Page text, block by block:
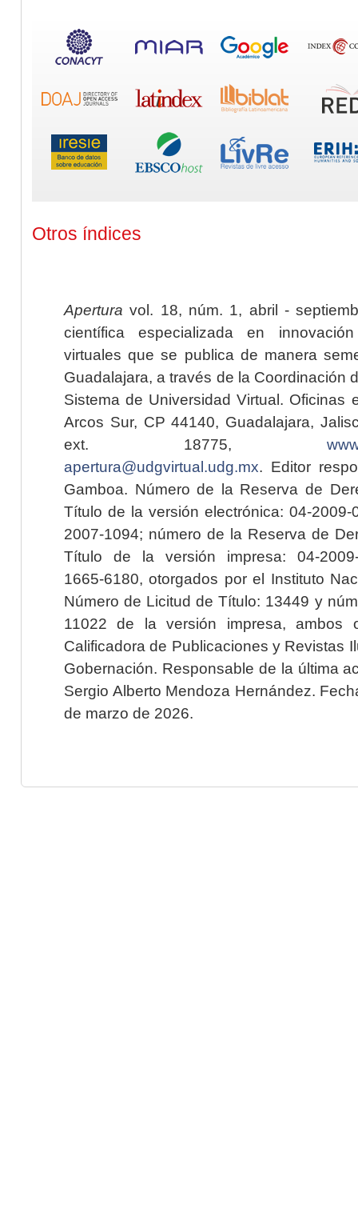
Otros índices
Apertura vol. 18, núm. 1, abril -
científica especializada en
virtuales que se publica de manera
Guadalajara, a través de la Coordinación
Sistema de Universidad Virtual. Oficinas
Arcos Sur, CP 44140, Guadalajara,
ext. 18775,
apertura@udgvirtual.udg.mx. Editor
Gamboa. Número de la Reserva de
Título de la versión electrónica: 04-2009-
2007-1094; número de la Reserva de
Título de la versión impresa: 04-2009-
1665-6180, otorgados por el Instituto
Número de Licitud de Título: 13449 y
11022 de la versión impresa, ambos
Calificadora de Publicaciones y Revistas
Gobernación. Responsable de la última
Sergio Alberto Mendoza Hernández.
de marzo de 2026.